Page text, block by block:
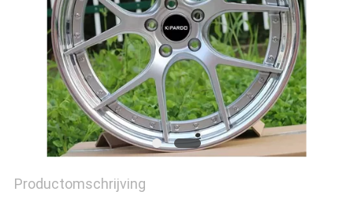
Productomschrijving